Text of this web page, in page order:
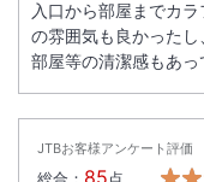
入口から部屋までカ
の雰囲気も良かった
部屋等の清潔感もあっ
JTBお客様アンケート評価
85